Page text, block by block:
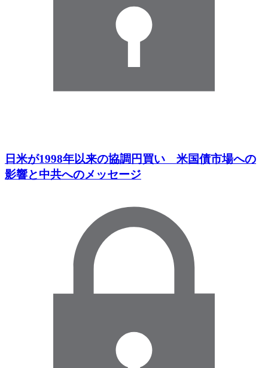
日米が1998年以来の協調円買い 米国債市場への
影響と中共へのメッセージ